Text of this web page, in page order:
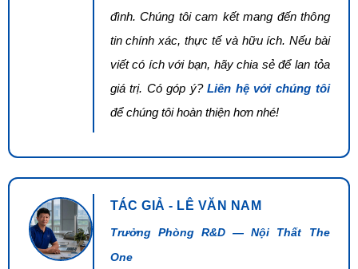
đình. Chúng tôi cam kết mang đến thông
tin chính xác, thực tế và hữu ích. Nếu bài
viết có ích với bạn, hãy chia sẻ để lan tỏa
giá trị. Có góp ý?Liên hệ với chúng tôi
để chúng tôi hoàn thiện hơn nhé!
TÁC GIẢ - LÊ VĂN NAM
Trưởng Phòng R&D — Nội Thất The
One